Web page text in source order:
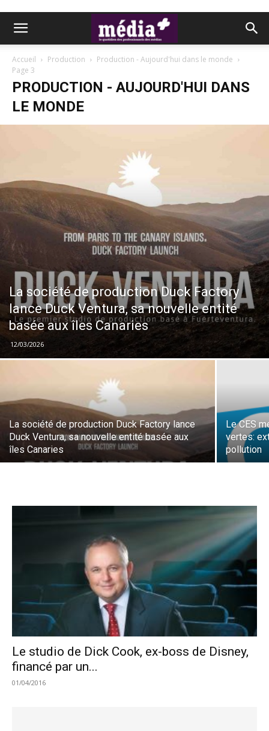
Accueil Production
Production - Aujourd'hui dans le monde
Page 3
PRODUCTION - AUJOURD'HUI DANS
LE MONDE
La société de production Duck Factory
lance Duck Ventura, sa nouvelle entité
basée aux îles Canaries
12/03/2026
La société de production Duck Factory lance
Duck Ventura, sa nouvelle entité basée aux
îles Canaries
Le CES
vertes:
pollution
Le studio de Dick Cook, ex-boss de Disney,
financé par un...
01/04/2016